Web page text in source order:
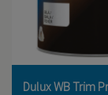
Dulux WB Trim
mezivrstva
oceli,
hliníku, tvrdého